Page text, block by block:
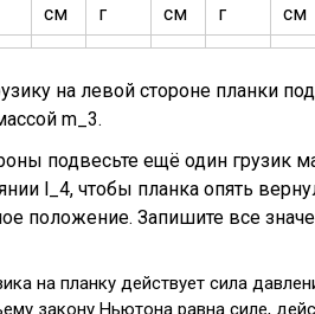
см
г
см
г
см
на левой стороне планки
m_3.
подвесьте ещё один грузик
l_4, чтобы планка опять
положение. Запишите все
на планку действует сила
закону Ньютона равна силе,